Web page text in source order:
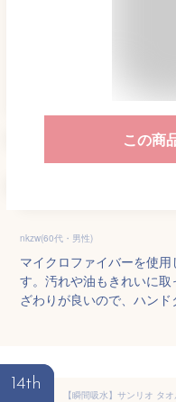
この商
nkzw(60代・男性)
マイクロファイバーを使
す。汚れや油もきれいに
ざわりが良いので、ハンド
14th